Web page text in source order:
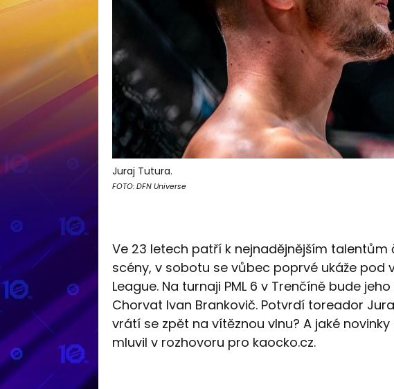
Juraj Tutura.
FOTO: DFN Universe
Ve 23 letech patří k nejnadějnějším
scény, v sobotu se vůbec poprvé ukáže pod
League. Na turnaji PML 6 v Trenčíně bude
Chorvat Ivan Brankovič. Potvrdí toreador
vrátí se zpět na vítěznou vlnu? A jaké
mluvil v rozhovoru pro kaocko.cz.